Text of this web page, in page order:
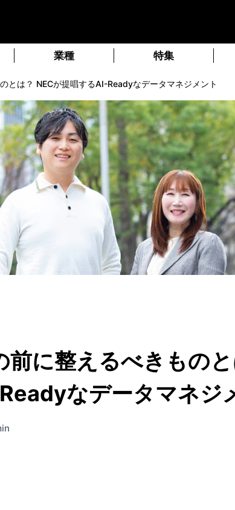
業種 特集
とは？ NECが提唱するAI-Readyなデータマネジメント
前に整えるべきもの
なデータマネジ